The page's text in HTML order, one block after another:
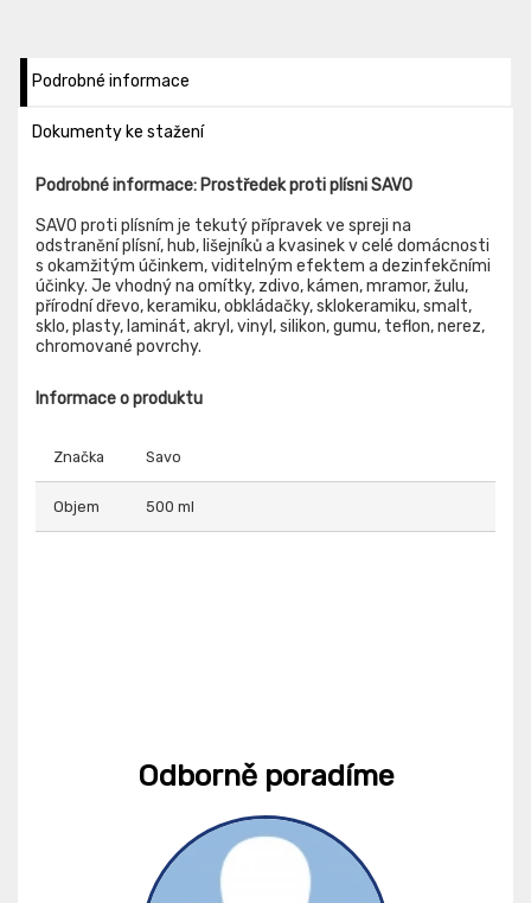
Podrobné informace
Dokumenty ke stažení
Podrobné informace: Prostředek proti plísni SAVO
SAVO proti plísním je tekutý přípravek ve spreji na
odstranění plísní, hub, lišejníků a kvasinek v celé domácnosti
s okamžitým účinkem, viditelným efektem a dezinfekčními
účinky. Je vhodný na omítky, zdivo, kámen, mramor, žulu,
přírodní dřevo, keramiku, obkládačky, sklokeramiku, smalt,
sklo, plasty, laminát, akryl, vinyl, silikon, gumu, teflon, nerez,
chromované povrchy.
Informace o produktu
Značka Savo
Objem 500 ml
Odborně poradíme